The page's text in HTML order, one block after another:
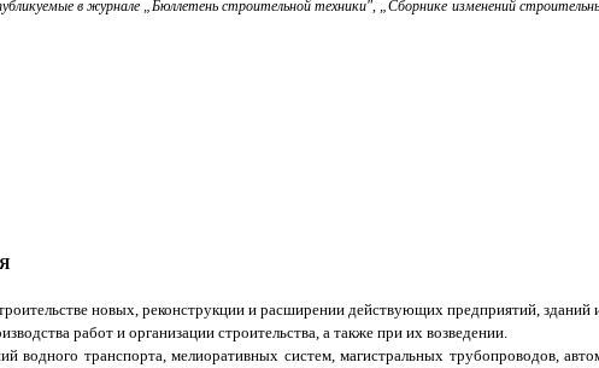
в журнале „Бюллетень строительной техники", „Сборнике изменений
новых, реконструкции и расширении действующих предприятий, зданий
работ и организации строительства, а также при их возведении.
водного транспорта, мелиоративных систем, магистральных трубопроводов,